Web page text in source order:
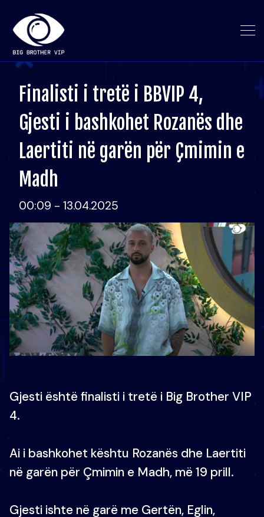
Finalisti i tretë i BBVIP 4,
Gjesti i bashkohet Rozanës dhe
Laertiti në garën për Çmimin e
Madh
00:09 - 13.04.2025
Gjesti është finalisti i tretë i Big Brother VIP
4.
Ai i bashkohet kështu Rozanës dhe Laertiti
në garën për Çmimin e Madh, më 19 prill.
Gjesti ishte në garë me Gertën, Eglin,